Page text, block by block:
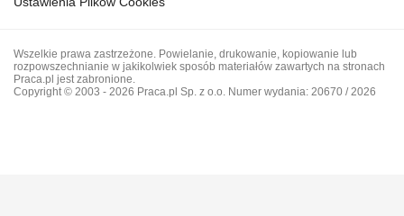
Wszelkie prawa zastrzeżone. Powielanie, drukowanie, kopiowanie lub
rozpowszechnianie w jakikolwiek sposób materiałów zawartych na stronach
Praca.pl jest zabronione.
Copyright © 2003 - 2026 Praca.pl Sp. z o.o. Numer wydania: 20670 / 2026